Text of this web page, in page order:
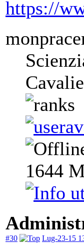
https://
1644
#30 Lug-23-15